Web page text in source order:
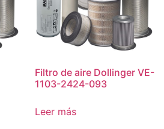
Filtro de aire Dollinger VE-
1103-2424-093
Leer más